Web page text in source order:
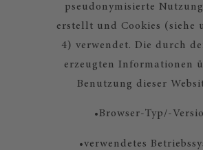
pseudonymisierte
erstellt und Cookies (siehe
4) verwendet. Die durch
erzeugten Informationen
Benutzung dieser
•Browser-Typ/-
•verwendetes